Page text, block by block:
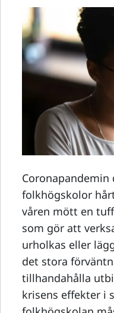
Coronapandemin
folkhögskolor
våren mött en
som gör att
urholkas eller
det stora
tillhandahålla
krisens effekter i